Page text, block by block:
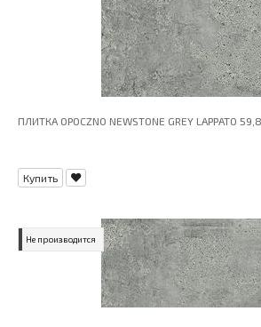
ПЛИТКА OPOCZNO NEWSTONE GREY LAPPATO
Купить
Не производится